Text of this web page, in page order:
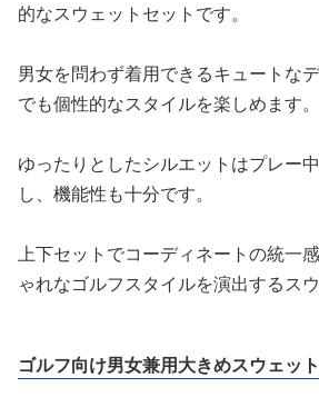
的なスウェットセットです。
男女を問わず着用できるキュートな
でも個性的なスタイルを楽しめます。
ゆったりとしたシルエットはプレー
し、機能性も十分です。
上下セットでコーディネートの統一
ゃれなゴルフスタイルを演出するス
ゴルフ向け男女兼用大きめスウェッ